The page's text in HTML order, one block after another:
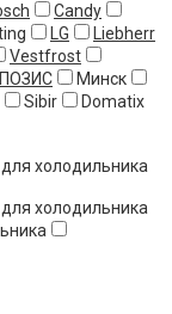
Candy
LG
Liebherr
Vestfrost
ПОЗИС
Минск
Sibir
Domatix
для холодильника
для холодильника